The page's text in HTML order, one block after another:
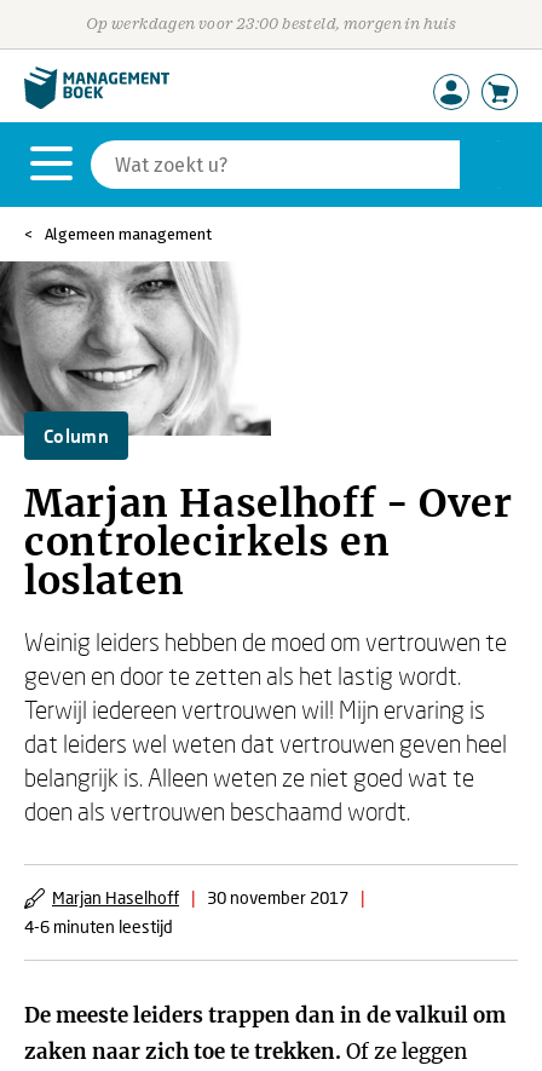
Op werkdagen voor 23:00 besteld, morgen in huis
Algemeen management
Column
Marjan Haselhoff - Over
controlecirkels en
loslaten
Weinig leiders hebben de moed om vertrouwen te
geven en door te zetten als het lastig wordt.
Terwijl iedereen vertrouwen wil! Mijn ervaring is
dat leiders wel weten dat vertrouwen geven heel
belangrijk is. Alleen weten ze niet goed wat te
doen als vertrouwen beschaamd wordt.
Marjan Haselhoff | 30 november 2017
|
4-6 minuten leestijd
De meeste leiders trappen dan in de valkuil om
zaken naar zich toe te trekken. Of ze leggen